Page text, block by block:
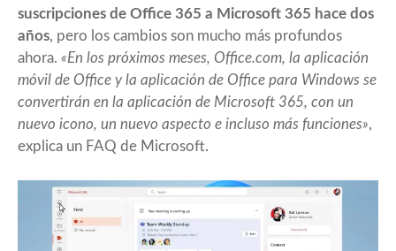
suscripciones de Office 365 a Microsoft 365 hace dos
años, pero los cambios son mucho más profundos
ahora. «En los próximos meses, Office.com, la aplicación
móvil de Office y la aplicación de Office para Windows se
convertirán en la aplicación de Microsoft 365, con un
nuevo icono, un nuevo aspecto e incluso más funciones»,
explica un FAQ de Microsoft.